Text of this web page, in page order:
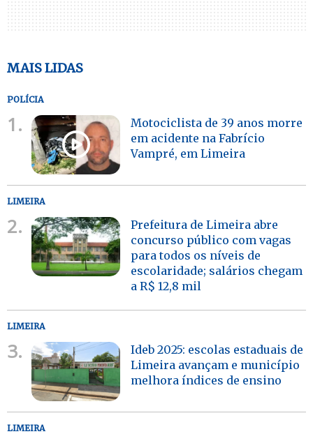
MAIS LIDAS
POLÍCIA
1.
Motociclista de 39 anos morre
em acidente na Fabrício
Vampré, em Limeira
LIMEIRA
2.
Prefeitura de Limeira abre
concurso público com vagas
para todos os níveis de
escolaridade; salários chegam
a R$ 12,8 mil
LIMEIRA
3.
Ideb 2025: escolas estaduais de
Limeira avançam e município
melhora índices de ensino
LIMEIRA